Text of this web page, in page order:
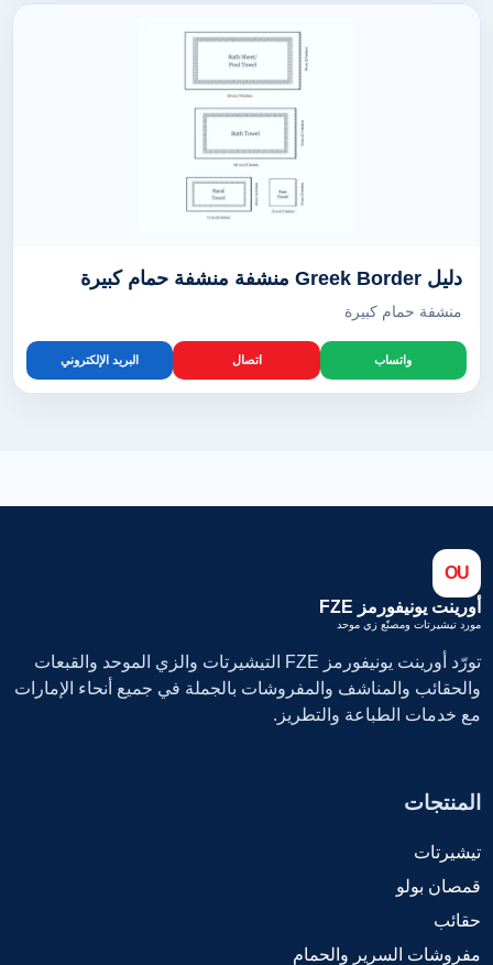
دليل Greek Border منشفة منشفة حمام كبيرة
منشفة حمام كبيرة
واتساب اتصال البريد الإلكتروني
OU
أورينت يونيفورمز FZE
مورد تيشيرتات ومصنّع زي موحد
تورّد أورينت يونيفورمز FZE التيشيرتات والزي الموحد والقبعات
والحقائب والمناشف والمفروشات بالجملة في جميع أنحاء الإمارات
مع خدمات الطباعة والتطريز.
المنتجات
تيشيرتات
قمصان بولو
حقائب
مفروشات السرير والحمام